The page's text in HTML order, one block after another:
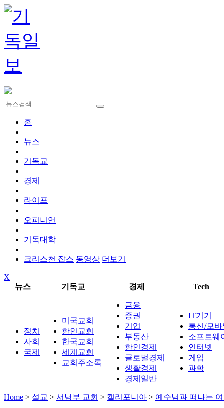
홈
뉴스
기독교
경제
라이프
오피니언
기독대학
크리스천 잡스 동영상 더보기
X
뉴스
기독교 경제 Tech
정치
사회
국제
미국교회
한인교회
한국교회
세계교회
교회주소록
금융
증권
기업
부동산
한인경제
글로벌경제
생활경제
경제일반
IT기기
통신/모
소프트웨
인터넷
게임
과학
Home > 설교 > 서남부 교회 > 캘리포니아 > 예수님과 떠나는 여